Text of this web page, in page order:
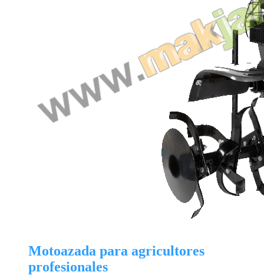
Motoazada para agricultores
profesionales